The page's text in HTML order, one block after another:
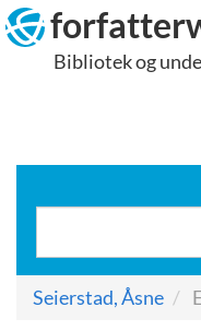
Hop
til
indholdBibliotek og
Seierstad, Åsne